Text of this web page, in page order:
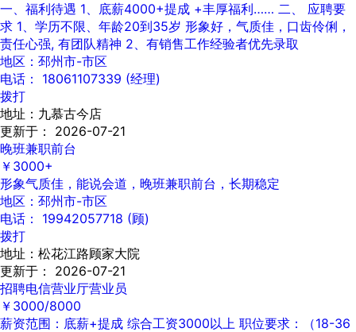
一、福利待遇 1、底薪4000+提成 +丰厚福利…… 二、 应聘要
求 1、学历不限、年龄20到35岁 形象好，气质佳，口齿伶俐，
责任心强, 有团队精神 2、有销售工作经验者优先录取
地区：邳州市-市区
电话： 18061107339 (经理)
拨打
地址：九慕古今店
更新于： 2026-07-21
晚班兼职前台
￥3000+
形象气质佳，能说会道，晚班兼职前台，长期稳定
地区：邳州市-市区
电话： 19942057718 (顾)
拨打
地址：松花江路顾家大院
更新于： 2026-07-21
招聘电信营业厅营业员
￥3000/8000
薪资范围：底薪+提成 综合工资3000以上 职位要求：（18-36